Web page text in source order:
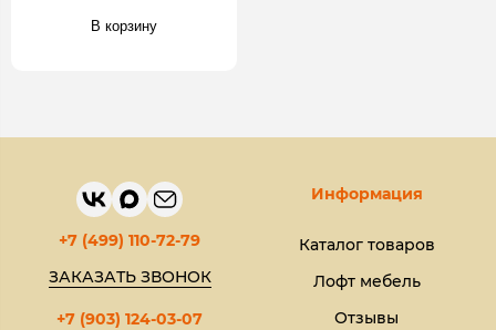
В корзину
+7 (499) 110-72-79
ЗАКАЗАТЬ ЗВОНОК
+7 (903) 124-03-07
Информация
Каталог товаров
Лофт мебель
Отзывы